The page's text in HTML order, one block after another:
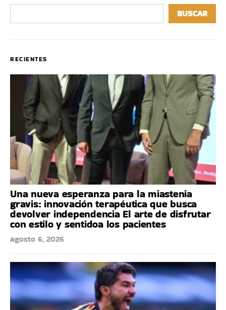
BUSCAR
RECIENTES
Una nueva esperanza para la miastenia
gravis: innovación terapéutica que busca
devolver independencia El arte de disfrutar
con estilo y sentidoa los pacientes
agosto 6, 2026